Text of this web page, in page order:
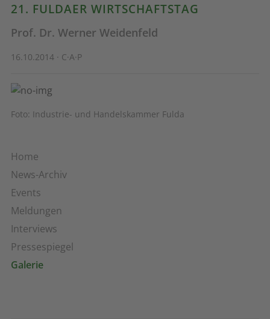
Home
News-Archiv
Events
Meldungen
Interviews
Pressespiegel
Galerie
21. FULDAER WIRTSCHAFTSTAG
Prof. Dr. Werner Weidenfeld
16.10.2014 · C·A·P
Foto: Industrie- und Handelskammer Fulda